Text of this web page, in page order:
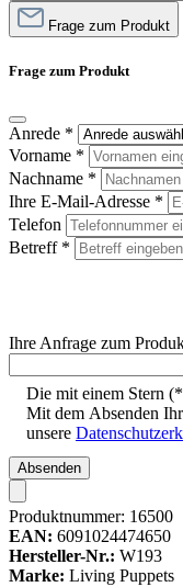
Frage zum Produkt
Frage zum Produkt
Anrede *
Vorname *
Nachname *
Ihre E-Mail-Adresse *
Telefon
Betreff *
Ihre Anfrage zum
Die mit einem Stern
Mit dem Absenden
unsere
Absenden
Produktnummer: 16500
EAN: 6091024474650
Hersteller-Nr.: W193
Marke: Living Puppets